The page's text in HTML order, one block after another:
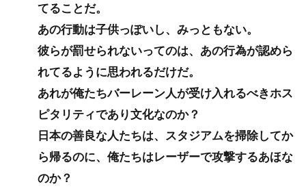
てることだ。
あの行動は子供っぽいし、みっともない。
彼らが罰せられないってのは、あの行為が認めら
れてるように思われるだけだ。
あれが俺たちバーレーン人が受け入れるべきホス
ピタリティであり文化なのか？
日本の善良な人たちは、スタジアムを掃除してか
ら帰るのに、俺たちはレーザーで攻撃するあほな
のか？